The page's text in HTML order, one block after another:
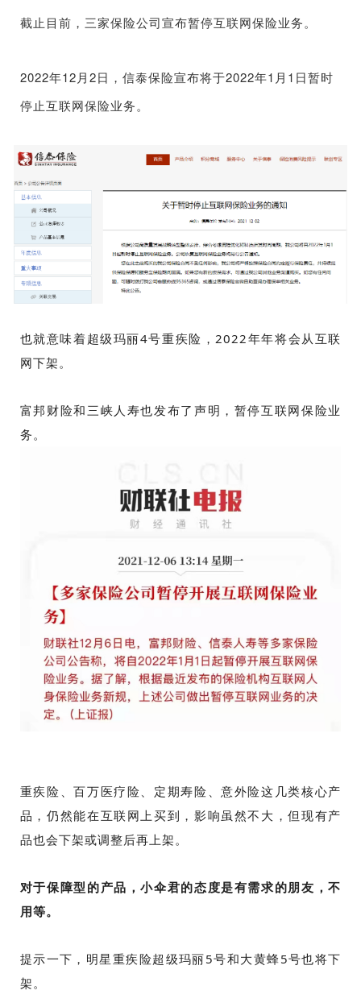
截止目前，三家保险公司宣布暂停互联网保险业务。
2022年12月2日，信泰保险宣布将于2022年1月1日暂时
停止互联网保险业务。
也就意味着超级玛丽4号重疾险，2022年年将会从互联
网下架。
富邦财险和三峡人寿也发布了声明，暂停互联网保险业
务。
重疾险、百万医疗险、定期寿险、意外险这几类核心产
品，仍然能在互联网上买到，影响虽然不大，但现有产
品也会下架或调整后再上架。
对于保障型的产品，小伞君的态度是有需求的朋友，不
用等。
提示一下，明星重疾险超级玛丽5号和大黄蜂5号也将下
架。